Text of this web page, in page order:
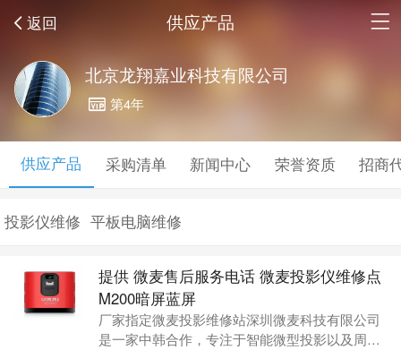
返回 供应产品
北京龙翔嘉业科技有限公司
第4年
供应产品 采购清单 新闻中心 荣誉资质 招商
投影仪维修 平板电脑维修
提供 微麦售后服务电话 微麦投影仪维修点
M200暗屏蓝屏
厂家指定微麦投影维修站深圳微麦科技有限公司
是一家中韩合作，专注于智能微型投影以及周边